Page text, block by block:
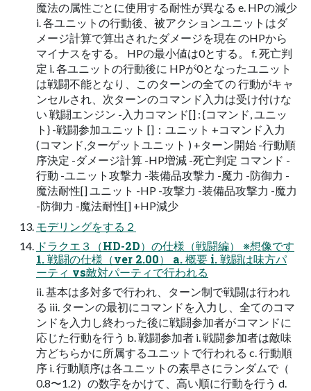
魔法の属性ごとに使用する耐性が異なる e. HPの減少
i. 各ユニットの行動後、被アクションユニットはダ
メージ計算で算出されたダメージを現在 のHPから
マイナスをする。 HPの最小値は0とする。 f. 死亡判
定 i. 各ユニットの行動後に HPが0となったユニット
は戦闘不能となり、このターンの全ての 行動がキャ
ンセルされ、次ターンのコマンド入力は受け付けな
い 戦闘エンジン -入力コマンド[] : {コマンド, ユニッ
ト} -戦闘参加ユニット []：ユニット +コマンド入力
(コマンド,ターゲットユニット ) +ターン開始 -行動順
序決定 -ダメージ計算 -HP増減 -死亡判定 コマンド -
行動 -ユニット攻撃力 -装備品攻撃力 -魔力 -防御力 -
魔法耐性[] ユニット -HP -攻撃力 -装備品攻撃力 -魔力
-防御力 -魔法耐性[] +HP減少
モデリングをする２
ドラクエ３（HD-2D）の仕様（戦闘編） ※想像です
1. 戦闘の仕様（ver 2.00） a. 概要 i. 戦闘は味方パ
ーティ vs敵対パーティで行われる
ii. 基本は多対多で行われ、ターン制で戦闘は行われ
る iii. ターンの最初にコマンドを入力し、全てのコマ
ンドを入力し終わった後に戦闘参加者がコマンドに
応じた行動を行う b. 戦闘参加者 i. 戦闘参加者は敵味
方どちらかに所属するユニットで行われる c. 行動順
序 i. 行動順序は各ユニットの素早さにランダムで（
0.8〜1.2）の数字をかけて、高い順に行動を行う d.